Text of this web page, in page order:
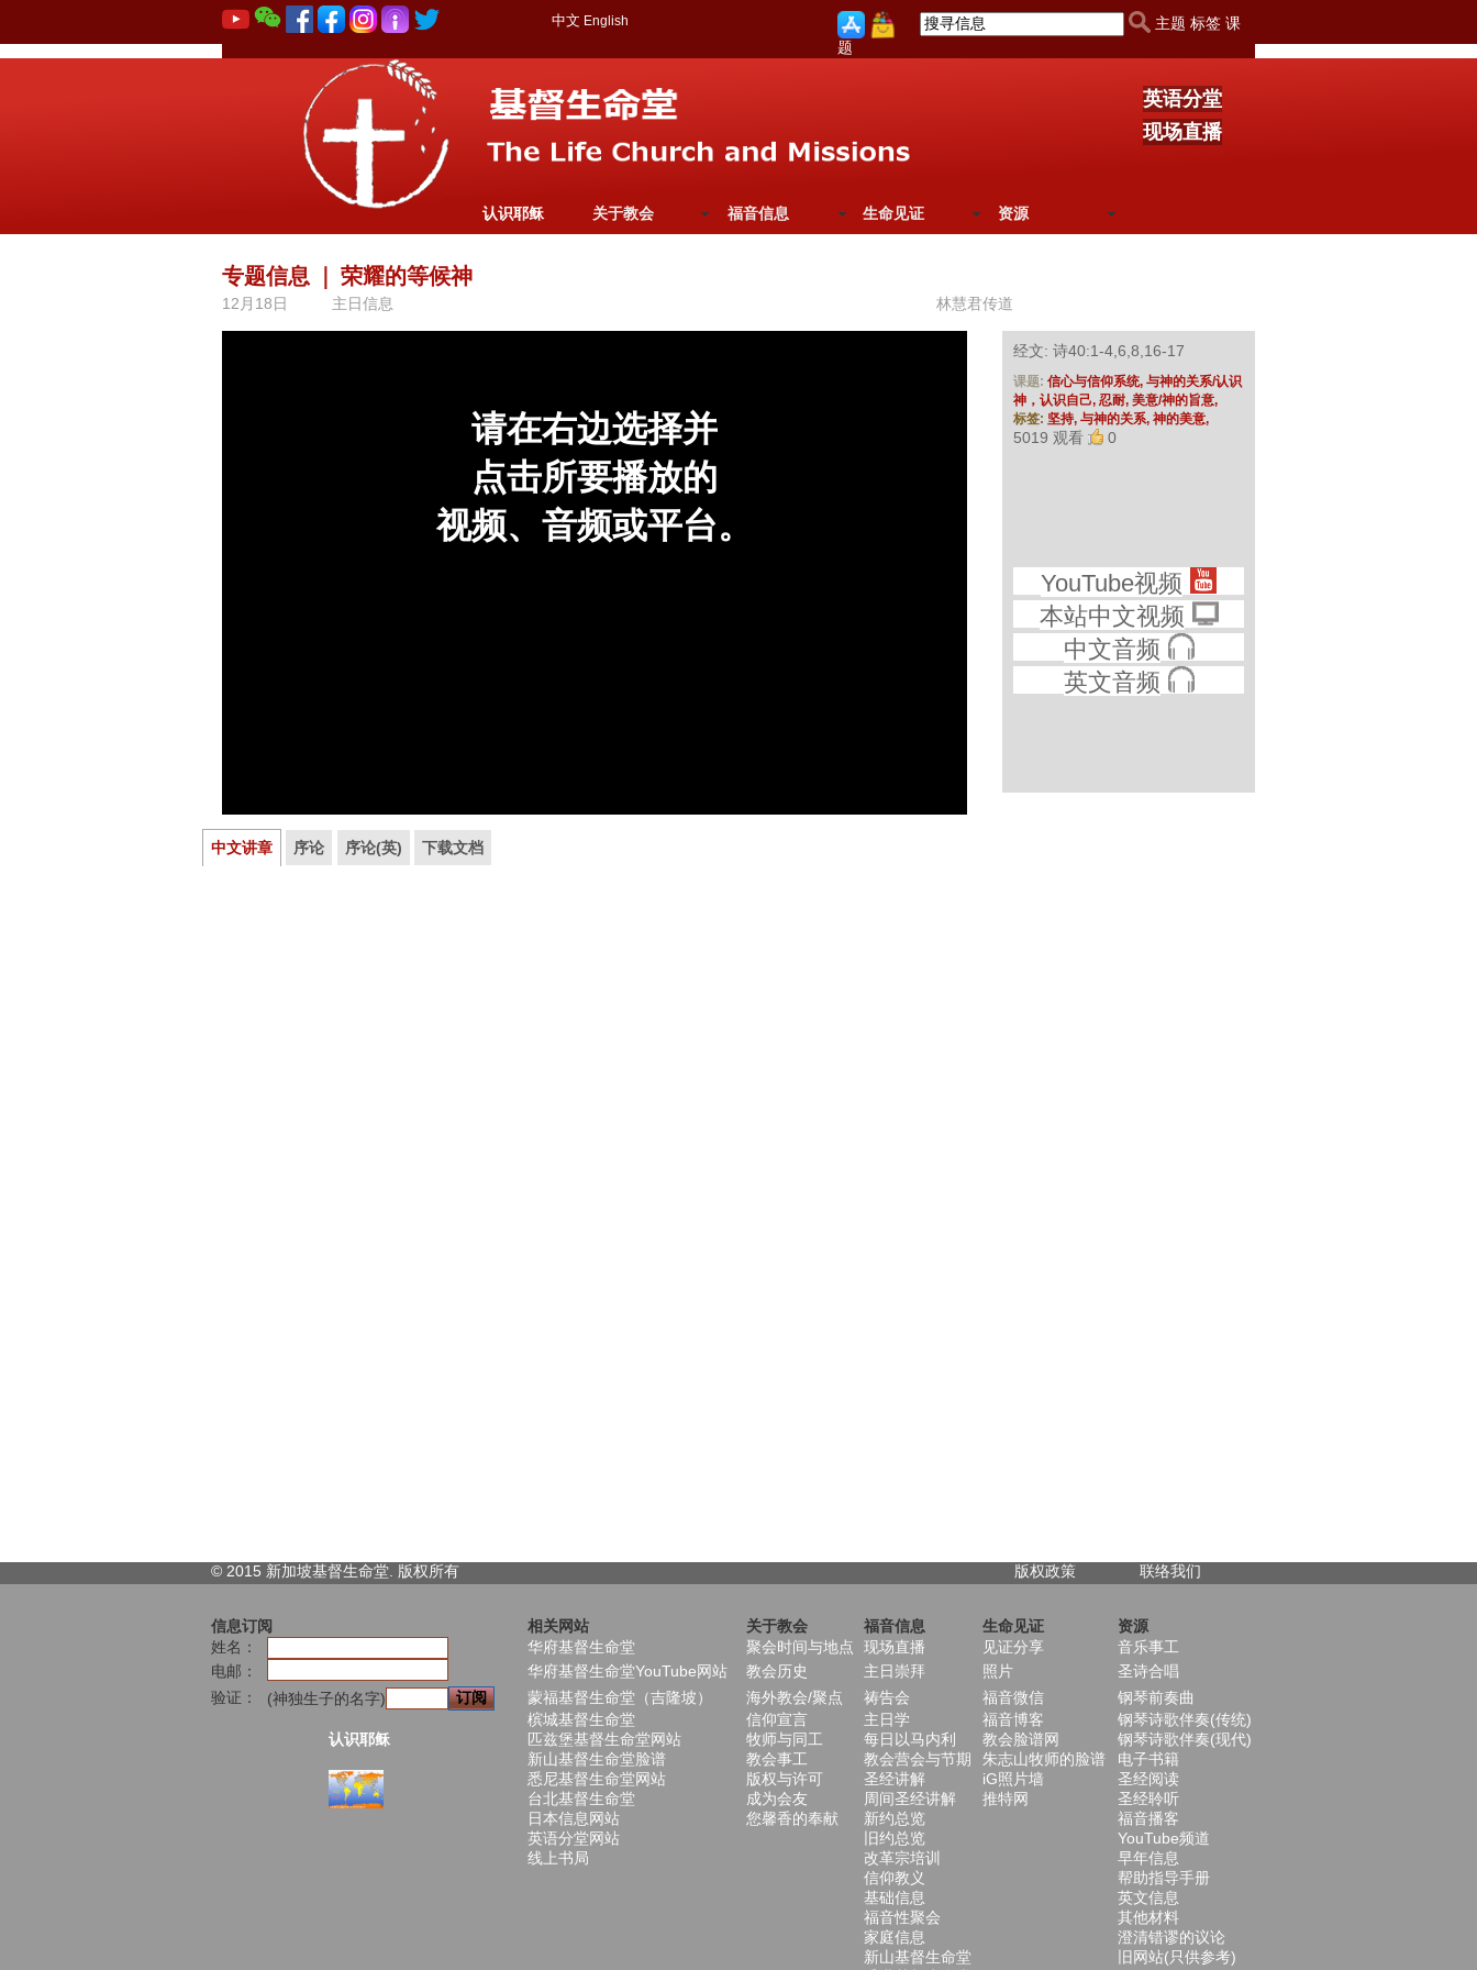
中文 English
主题 标签 课
题
英语分堂
现场直播
认识耶稣 关于教会 福音信息 生命见证 资源
专题信息 荣耀的等候神
12月18日 主日信息 林慧君传道
经文: 诗40:1-4,6,8,16-17
课题: 信心与信仰系统, 与神的关系/认识
神，认识自己, 忍耐, 美意/神的旨意,
标签: 坚持, 与神的关系, 神的美意,
5019 观看 0
YouTube视频
本站中文视频
中文音频
英文音频
中文讲章 序论 序论(英) 下载文档
© 2015 新加坡基督生命堂. 版权所有 版权政策 联络我们
信息订阅 相关网站 关于教会 福音信息 生命见证
资源
姓名：
华府基督生命堂 聚会时间与地点 现场直播 见证分享
音乐事工
电邮：
华府基督生命堂YouTube网站 教会历史 主日崇拜 照片
圣诗合唱
验证：
(神独生子的名字) 蒙福基督生命堂（吉隆坡） 海外教会/聚点 祷告会 福音微信
钢琴前奏曲
槟城基督生命堂
信仰宣言 主日学 福音博客
钢琴诗歌伴奏(传统)
认识耶稣
匹兹堡基督生命堂网站 牧师与同工 每日以马内利 教会脸谱网
钢琴诗歌伴奏(现代)
新山基督生命堂脸谱
教会事工 教会营会与节期 朱志山牧师的脸谱
电子书籍
悉尼基督生命堂网站
版权与许可 圣经讲解 iG照片墙
圣经阅读
台北基督生命堂
成为会友 周间圣经讲解 推特网
圣经聆听
日本信息网站
您馨香的奉献 新约总览
福音播客
英语分堂网站
旧约总览
YouTube频道
线上书局
改革宗培训
早年信息
信仰教义
帮助指导手册
基础信息
英文信息
福音性聚会
其他材料
家庭信息
澄清错谬的议论
新山基督生命堂
旧网站(只供参考)